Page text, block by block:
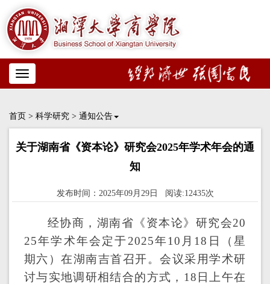
Toggle
navigation
首页 > 科学研究 > 通知公告
关于湖南省《资本论》研究会2025年学术年会的通
知
发布时间：2025年09月29日 阅读:12435次
经协商，湖南省《资本论》研究会20
25年学术年会定于2025年10 月 18 日（星
期六）在湖南吉首召开。会议采用学术研
讨与实地调研相结合的方式， 18日上午在